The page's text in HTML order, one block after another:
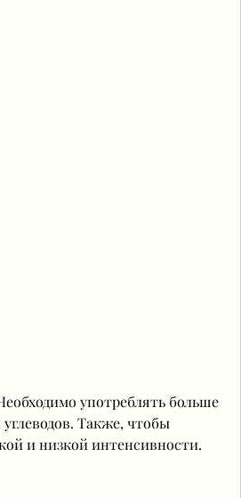
Также, чтобы
и низкой интенсивности.